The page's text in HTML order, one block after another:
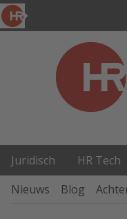
Juridisch HR Tech
Nieuws
Blog